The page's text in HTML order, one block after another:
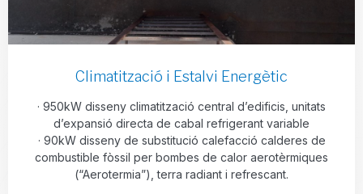
Climatització i Estalvi Energètic
· 950kW disseny climatització central d’edificis, unitats
d’expansió directa de cabal refrigerant variable
· 90kW disseny de substitució calefacció calderes de
combustible fòssil per bombes de calor aerotèrmiques
(“Aerotermia”), terra radiant i refrescant.